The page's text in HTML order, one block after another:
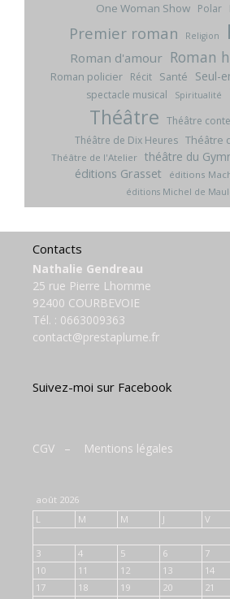
One Woman Show Polar
Premier roman Religion
Roman d'amour Roman
Roman policier Récit Santé Seul-
spectacle musical
Spiritualité
Théâtre Théâtre
Théâtre de Dix Heures Théâtre
Théâtre de l'Atelier théâtre du
éditions Grasset
éditions
éditions Michel de
Contacts
Nathalie Gendreau
25 rue Pierre Lhomme
92400 COURBEVOIE
Tél. : 0663009363
contact@prestaplume.fr
Suivez-moi sur Facebook
CGV – Mentions légales
août 2026
L
M M J V
3
4 5 6 7
10
11 12 13 14
17
18 19 20 21